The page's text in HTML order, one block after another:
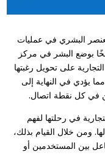
البشري في عمليات
بوضع البشر في مركز
على تحويل رغبتها
يؤدي في النهاية إلى
في كل نقطة اتصال.
في رحلتها لفهم
ومن خلال القيام بذلك،
بين المستخدمين أو